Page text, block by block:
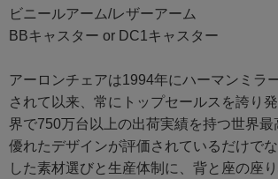
ビニールアーム/レザーアーム
BBキャスター or DC1キャスター
アーロンチェアは1994年にハーマンミラ
されて以来、常にトップセールスを誇り
界で750万台以上の出荷実績を持つ世界最
優れたデザインが評価されているだけで
した素材選びと生産体制に、背と座の座